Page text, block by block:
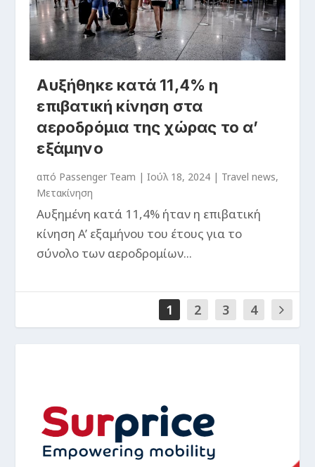
Αυξήθηκε κατά 11,4% η
επιβατική κίνηση στα
αεροδρόμια της χώρας το α’
εξάμηνο
από Passenger Team |Ιούλ 18, 2024 | Travel news,
Μετακίνηση
Αυξημένη κατά 11,4% ήταν η επιβατική
κίνηση A’ εξαμήνου του έτους για το
σύνολο των αεροδρομίων...
1 2 3 4